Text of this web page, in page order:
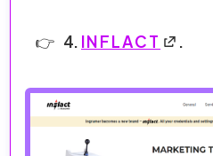
4. INFLACT .